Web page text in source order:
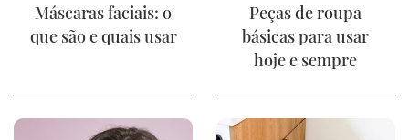
Máscaras faciais: o
que são e quais usar
Peças de roupa
básicas para usar
hoje e sempre